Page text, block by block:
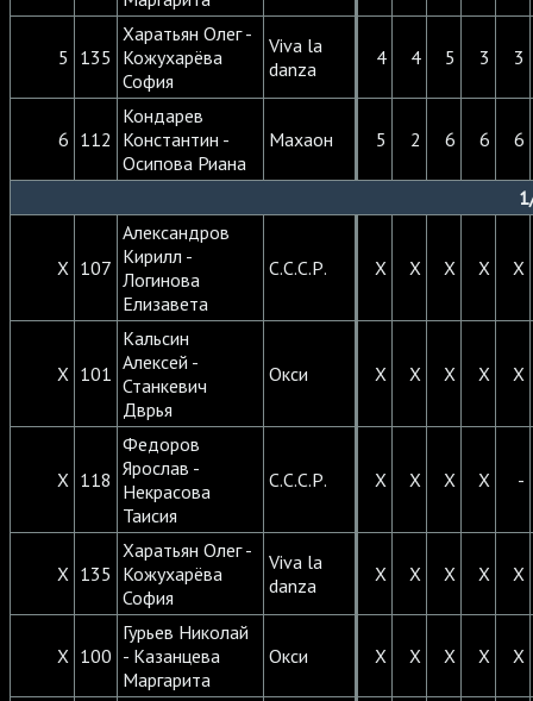
5 135
Харатьян Олег -
Кожухарёва
София
Viva la
danza
4 4 5 3 3
6 112
Кондарев
Константин -
Осипова Риана
Махаон 5 2 6 6 6
X 107
Александров
Кирилл -
Логинова
Елизавета
С.С.С.Р. X X X X X
X 101
Кальсин
Алексей -
Станкевич
Дврья
Окси X X X X X
X 118
Федоров
Ярослав -
Некрасова
Таисия
С.С.С.Р. X X X X -
X 135
Харатьян Олег -
Кожухарёва
София
Viva la
danza
X X X X X
X 100
Гурьев Николай
- Казанцева
Маргарита
Окси X X X X X